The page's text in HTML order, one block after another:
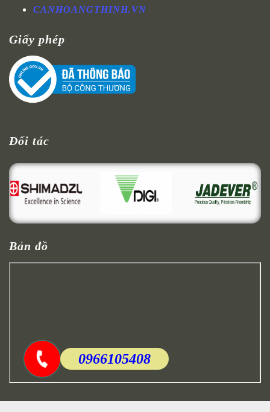
0966105408
CANHOANGTHINH.VN
Giấy phép
Đối tác
Bản đồ